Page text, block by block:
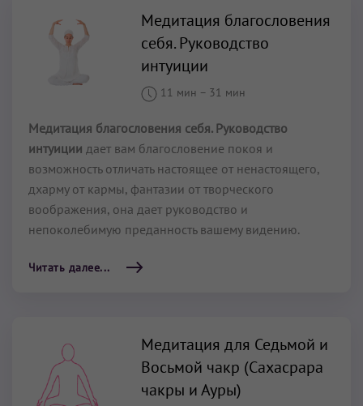
Медитация благословения
себя. Руководство
интуиции
11 мин – 31 мин
Медитация благословения себя. Руководство
интуиции дает вам благословение покоя и
возможность отличать настоящее от ненастоящего,
дхарму от кармы, фантазии от творческого
воображения, она дает руководство и
непоколебимую преданность вашему видению.
Читать далее...
Медитация для Седьмой и
Восьмой чакр (Сахасрара
чакры и Ауры)